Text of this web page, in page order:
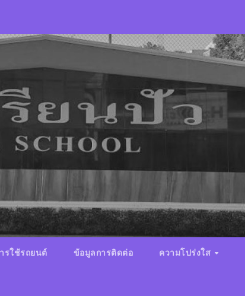
รใช้รถยนต์ ข้อมูลการติดต่อ ความโปร่งใส